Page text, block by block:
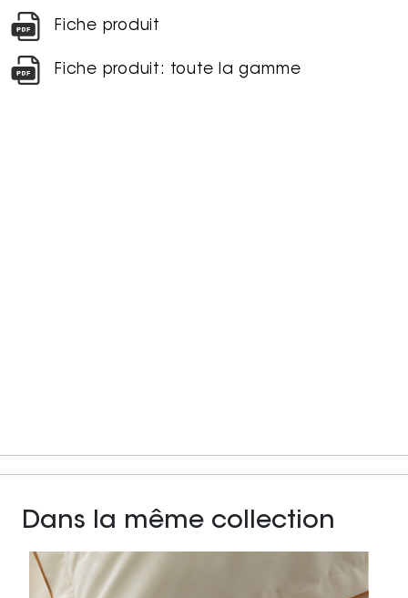
Fiche produit
Fiche produit: toute la gamme
Dans la même collection